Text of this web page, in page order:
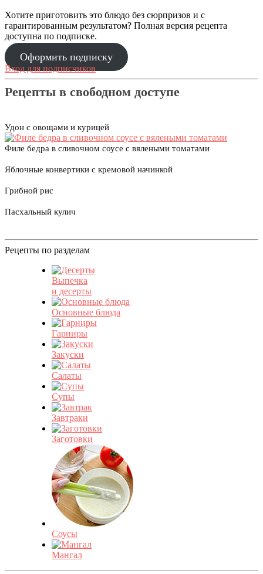
Хотите приготовить это блюдо без сюрпризов и с
гарантированным результатом? Полная версия рецепта
доступна по подписке.
Оформить подписку
Вход для подписчиков
Рецепты в свободном доступе
Удон с овощами и курицей
Филе бедра в сливочном соусе с вялеными томатами
Яблочные конвертики с кремовой начинкой
Грибной рис
Пасхальный кулич
Рецепты по разделам
Выпечка
и десерты
Основные блюда
Гарниры
Закуски
Салаты
Супы
Завтраки
Заготовки
Соусы
Мангал